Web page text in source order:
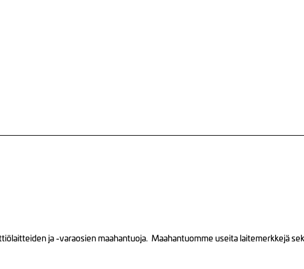
ja -varaosien maahantuoja. Maahantuomme useita laitemerkkejä